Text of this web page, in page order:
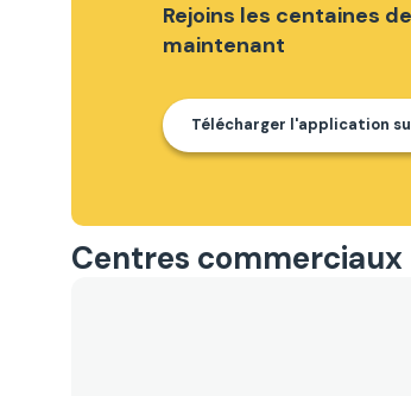
Rejoins les centaines
maintenant
Télécharger l'application
Centres commerciaux